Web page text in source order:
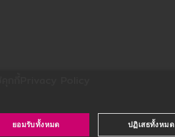
ยอมรับทั้งหมด ปฏิเสธทั้งหมด